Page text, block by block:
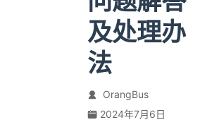
及处理办
法
OrangBus
2024年7月6日